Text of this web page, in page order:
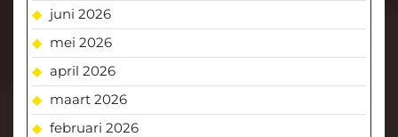
juni 2026
mei 2026
april 2026
maart 2026
februari 2026